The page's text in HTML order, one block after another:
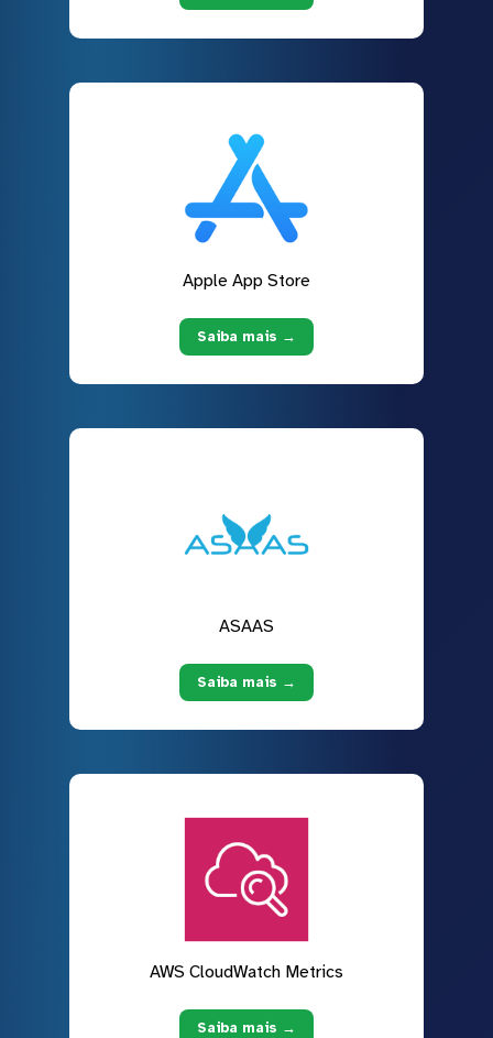
Apple App Store
Saiba mais →
ASAAS
Saiba mais →
AWS CloudWatch Metrics
Saiba mais →